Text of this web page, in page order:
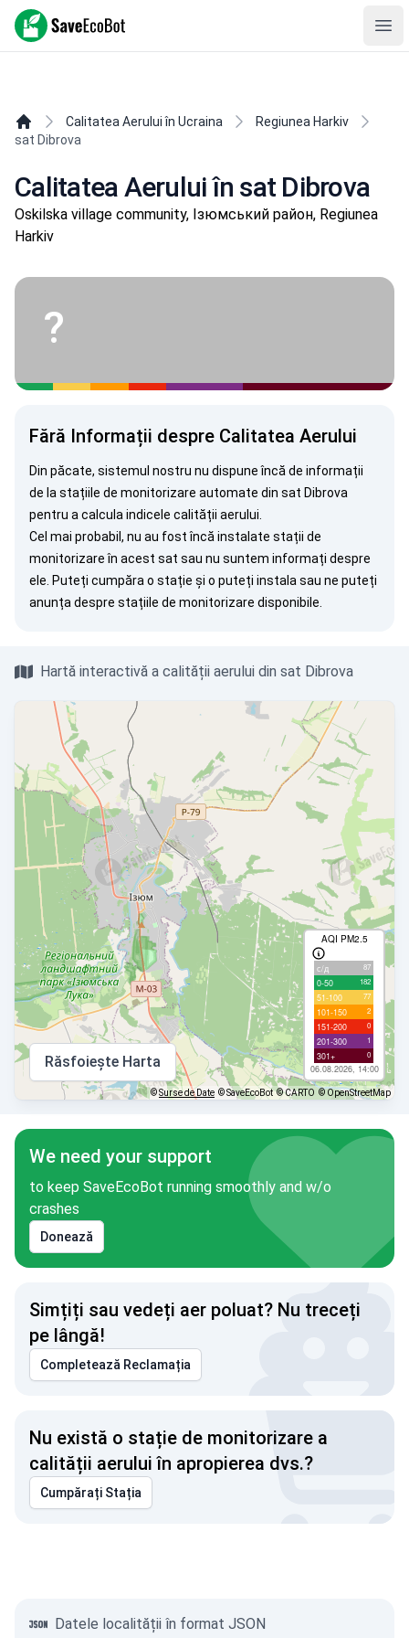
SaveEcoBot
Calitatea Aerului în Ucraina
Regiunea Harkiv
sat Dibrova
Calitatea Aerului în sat Dibrova
Oskilska village community, Ізюмський район, Regiunea
Harkiv
?
Fără Informații despre Calitatea Aerului
Din păcate, sistemul nostru nu dispune încă de informații
de la stațiile de monitorizare automate din sat Dibrova
pentru a calcula indicele calității aerului.
Cel mai probabil, nu au fost încă instalate stații de
monitorizare în acest sat sau nu suntem informați despre
ele. Puteți cumpăra o stație și o puteți instala sau ne puteți
anunța despre stațiile de monitorizare disponibile.
Hartă interactivă a calității aerului din sat Dibrova
AQI PM2.5
с/д 87
0-50 182
51-100 77
101-150 2
151-200 0
201-300 1
301+ 0
06.08.2026, 14:00
Răsfoiește Harta
©Surse de Date © SaveEcoBot © CARTO © OpenStreetMap
We need your support
to keep SaveEcoBot running smoothly and w/o
crashes
Donează
Simțiți sau vedeți aer poluat? Nu treceți
pe lângă!
Completează Reclamația
Nu există o stație de monitorizare a
calității aerului în apropierea dvs.?
Cumpărați Stația
Datele localității în format JSON